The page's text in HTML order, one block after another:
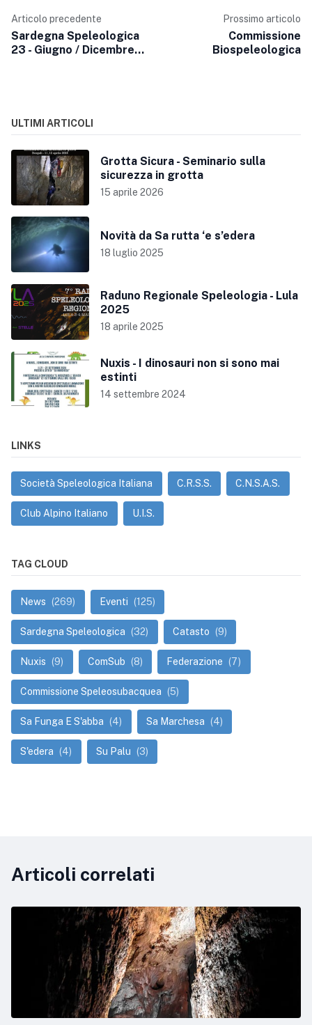
Articolo precedente
Sardegna Speleologica
23 - Giugno / Dicembre
Prossimo articolo
Commissione
Biospeleologica
ULTIMI ARTICOLI
Grotta Sicura - Seminario sulla
sicurezza in grotta
15 aprile 2026
Novità da Sa rutta ‘e s’edera
18 luglio 2025
Raduno Regionale Speleologia - Lula
2025
18 aprile 2025
Nuxis - I dinosauri non si sono mai
estinti
14 settembre 2024
LINKS
Società Speleologica Italiana C.R.S.S. C.N.S.A.S.
Club Alpino Italiano U.I.S.
TAG CLOUD
News (269) Eventi (125)
Sardegna Speleologica (32) Catasto (9)
Nuxis (9) ComSub (8) Federazione (7)
Commissione Speleosubacquea (5)
Sa Funga E S'abba (4) Sa Marchesa (4)
S'edera (4) Su Palu (3)
Articoli correlati